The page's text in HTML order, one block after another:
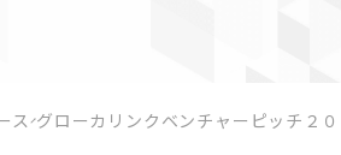
ス グローカリンクベンチャーピッチ２